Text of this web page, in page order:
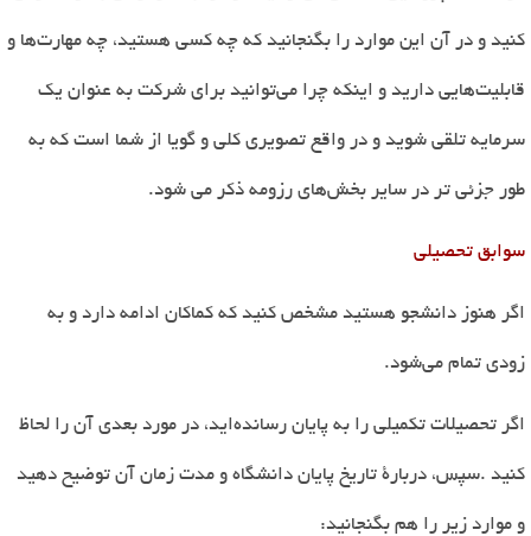
کنید و در آن این موارد را بگنجانید که چه کسی هستید، چه مهارتها و
قابلیتهایی دارید و اینکه چرا میتوانید برای شرکت به عنوان یک
سرمایه تلقی شوید و در واقع تصویری کلی و گویا از شما است که به
طور جزئی تر در سایر بخش‌های رزومه ذکر می شود.
سوابق تحصیلی
اگر هنوز دانشجو هستید مشخص کنید که کماکان ادامه دارد و به
زودی تمام میشود.
اگر تحصیلات تکمیلی را به پایان رساندهاید، در مورد بعدی آن را لحاظ
کنید .سپس، دربارۀ تاریخ پایان دانشگاه و مدت زمان آن توضیح دهید
و موارد زیر را هم بگنجانید: